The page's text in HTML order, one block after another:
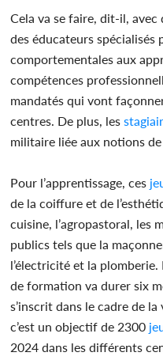
Cela va se faire, dit-il, avec
des éducateurs
comportementales aux
compétences
mandatés qui vont
centres. De plus, les
militaire liée aux notions
Pour l’apprentissage, ces
de la coiffure et de
cuisine, l’agropastoral, les
publics tels que la
l’électricité et la plomberie.
de formation va durer six
s’inscrit dans le cadre de la
c’est un objectif de 2300
2024 dans les différents